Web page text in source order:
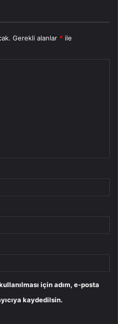
Gerekli alanlar * ile
için adım, e-posta
kaydedilsin.